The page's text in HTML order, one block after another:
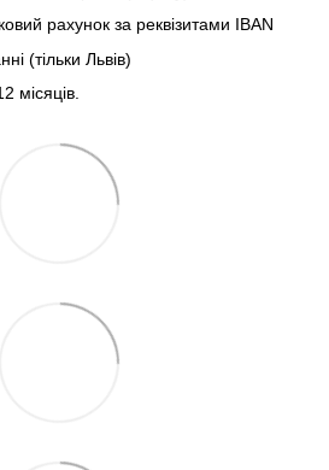
рахунок за реквізитами IBAN
(тільки Львів)
місяців.